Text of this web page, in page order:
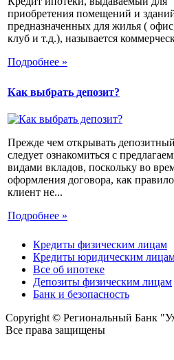
приобретения помещений и
предназначенных для жилья (
клуб и т.д.), называется
Подробнее »
Как выбрать депозит?
Прежде чем открывать
следует ознакомиться с
видами вкладов, поскольку во
оформления договора, как
клиент не...
Подробнее »
Кредиты физическим лицам
Кредиты юридическим
Все об ипотеке
Депозиты физическим лицам
Банк и безопасность
Copyright © Региональный Банк
Все права защищены